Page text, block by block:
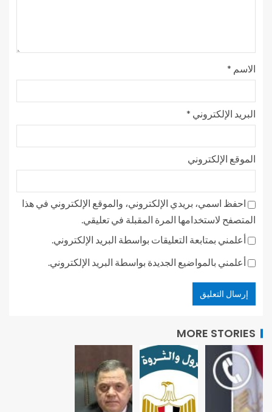
الاسم *
البريد الإلكتروني *
الموقع الإلكتروني
احفظ اسمي، بريدي الإلكتروني، والموقع الإلكتروني في هذا
المتصفح لاستخدامها المرة المقبلة في تعليقي.
أعلمني بمتابعة التعليقات بواسطة البريد الإلكتروني.
أعلمني بالمواضيع الجديدة بواسطة البريد الإلكتروني.
MORE STORIES